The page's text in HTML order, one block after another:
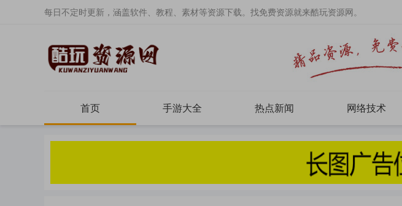
每日不定时更新，涵盖软件、教程、素材等资源下载。找免费资源就来酷玩资源网。
首页 手游大全 热点新闻 网络技术